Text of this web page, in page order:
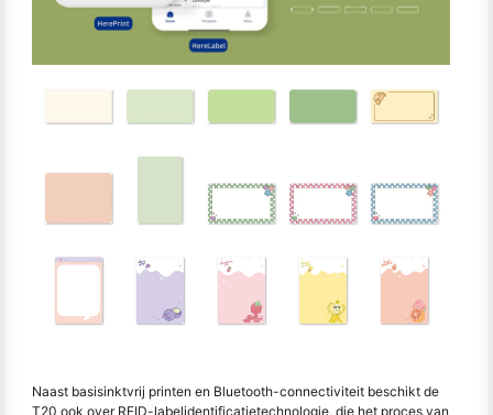
Naast basisinktvrij printen en Bluetooth-connectiviteit beschikt de
T20 ook over RFID-labelidentificatietechnologie, die het proces van